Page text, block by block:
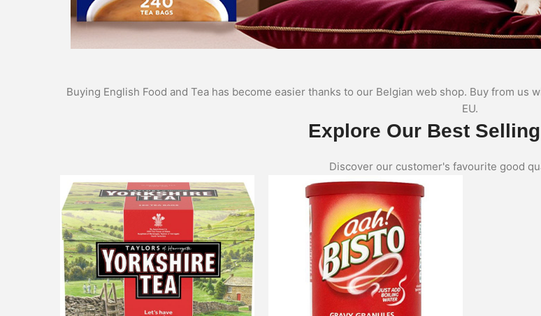
Read
Buying English Food and Tea has become easier thanks to our Belgian web shop. Buy from
EU.
Explore Our Best
Discover our customer's favourite good